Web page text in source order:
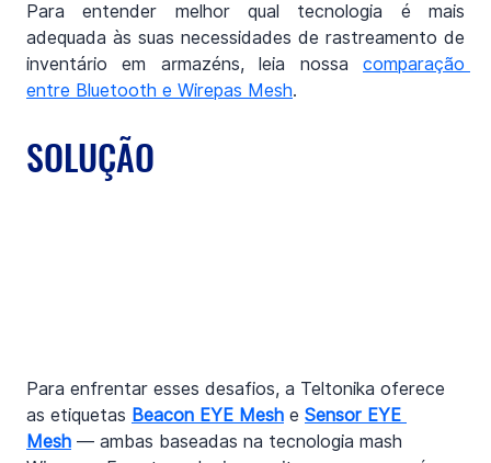
Para entender melhor qual tecnologia é mais
adequada às suas necessidades de rastreamento de
inventário em armazéns, leia nossa comparação
entre Bluetooth e Wirepas Mesh.
SOLUÇÃO
Para enfrentar esses desafios, a Teltonika oferece
as etiquetas Beacon EYE Mesh e Sensor EYE
Mesh — ambas baseadas na tecnologia mash